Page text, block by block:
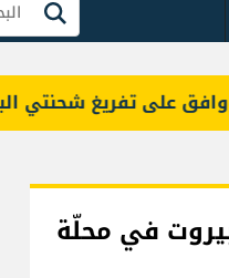
بحث
تفريغ شحنتي البنزين
في محلّة